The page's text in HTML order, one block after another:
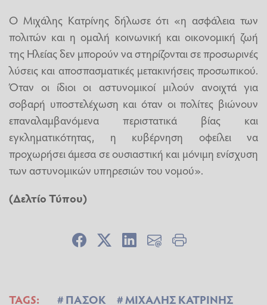
Ο Μιχάλης Κατρίνης δήλωσε ότι «η ασφάλεια των
πολιτών και η ομαλή κοινωνική και οικονομική ζωή
της Ηλείας δεν μπορούν να στηρίζονται σε προσωρινές
λύσεις και αποσπασματικές μετακινήσεις προσωπικού.
Όταν οι ίδιοι οι αστυνομικοί μιλούν ανοιχτά για
σοβαρή υποστελέχωση και όταν οι πολίτες βιώνουν
επαναλαμβανόμενα περιστατικά βίας και
εγκληματικότητας, η κυβέρνηση οφείλει να
προχωρήσει άμεσα σε ουσιαστική και μόνιμη ενίσχυση
των αστυνομικών υπηρεσιών του νομού».
(Δελτίο Τύπου)
TAGS: ΠΑΣΟΚ
ΜΙΧΑΛΗΣ ΚΑΤΡΙΝΗΣ